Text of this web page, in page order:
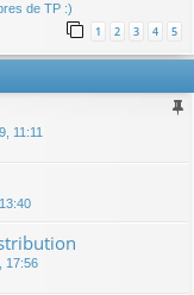
de TP :)
1 2 3 4 5
11:11
17:56